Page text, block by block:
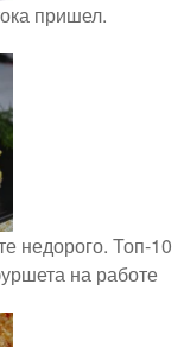
пришел.
недорого. Топ-10
на работе